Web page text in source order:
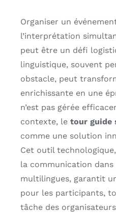
Organiser un
l’interprétation
peut être un défi
linguistique, souvent
obstacle, peut
enrichissante en une
n’est pas gérée
contexte, le tour guide
comme une solution
Cet outil
la communication
multilingues, garantit
pour les participants,
tâche des